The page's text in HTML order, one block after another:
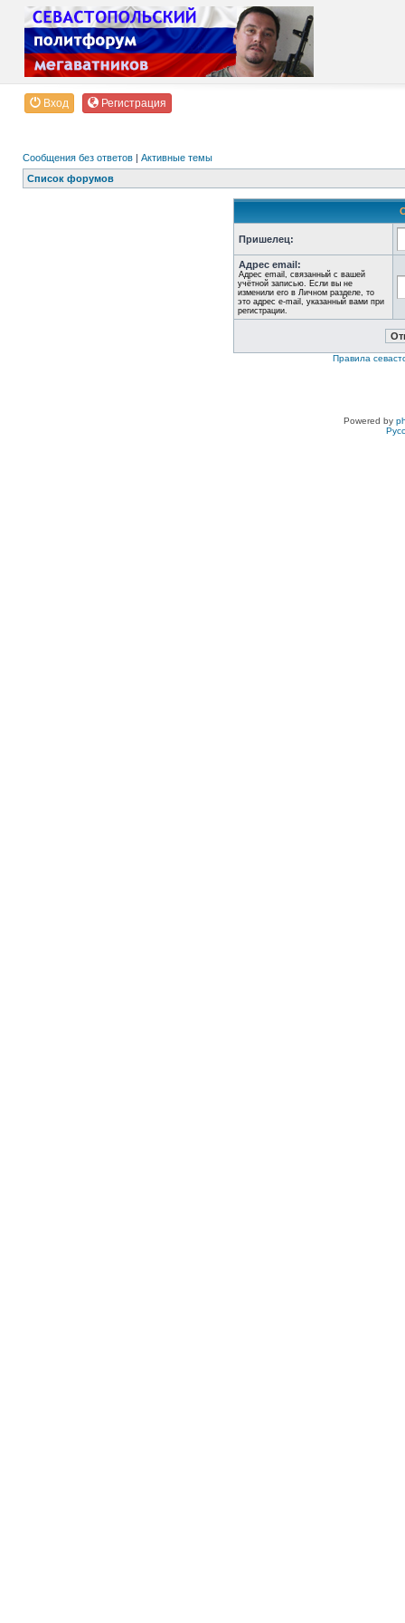
Вход Регистрация
Сообщения без ответов | Активные темы
Список форумов
Пришелец:
Адрес email:
Адрес email, связанный с вашей
учётной записью. Если вы не
изменили его в Личном разделе, то
это адрес e-mail, указанный вами при
регистрации.
Правила
Powered by